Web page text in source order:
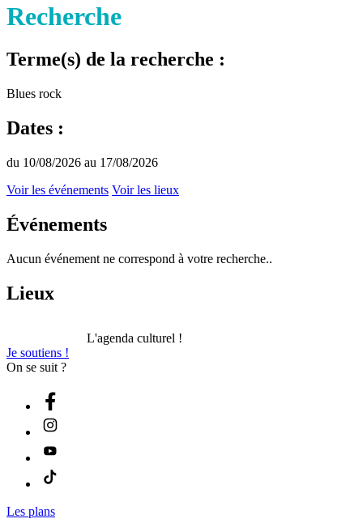
Recherche
Terme(s) de la recherche :
Blues rock
Dates :
du 10/08/2026 au 17/08/2026
Voir les événements Voir les lieux
Événements
Aucun événement ne correspond à votre recherche..
Lieux
L'agenda culturel !
Je soutiens !
On se suit ?
Les plans